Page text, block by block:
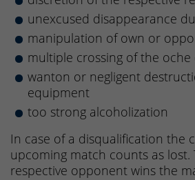
unexcused disappearance
manipulation of own or
multiple crossing of the
wanton or negligent
equipment
too strong alcoholization
In case of a disqualification the
upcoming match counts as lost.
respective opponent wins the